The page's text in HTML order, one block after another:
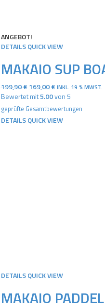
ANGEBOT!
DETAILS QUICK VIEW
MAKAIO SUP
199,90€ URSPRÜNGLICHER
PREIS
WAR:
169,00€AKTUELLER
PREIS
IST:
169,00 €.
INKL. 19 % MWST.
Bewertet mit5.00von 5
geprüfte Gesamtbewertungen
DETAILS QUICK VIEW
DETAILS QUICK VIEW
MAKAIO